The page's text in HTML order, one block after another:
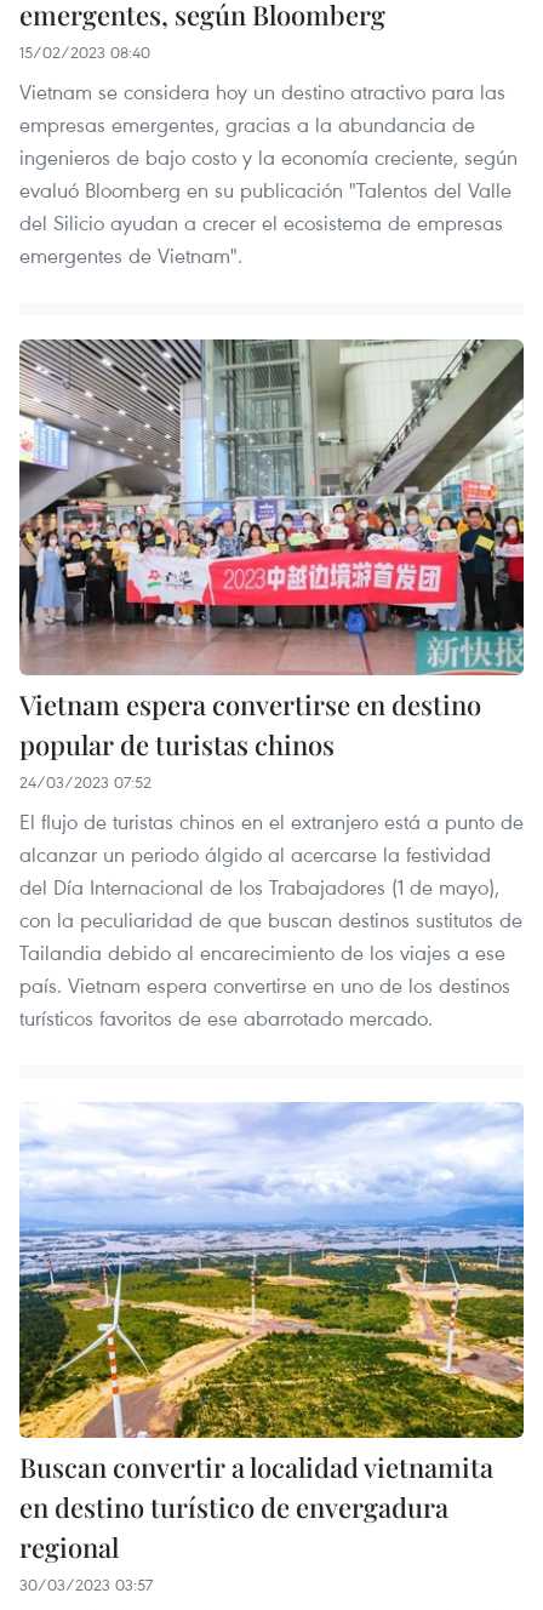
emergentes, según Bloomberg
15/02/2023 08:40
Vietnam se considera hoy un destino atractivo para las
empresas emergentes, gracias a la abundancia de
ingenieros de bajo costo y la economía creciente, según
evaluó Bloomberg en su publicación "Talentos del Valle
del Silicio ayudan a crecer el ecosistema de empresas
emergentes de Vietnam".
Vietnam espera convertirse en destino
popular de turistas chinos
24/03/2023 07:52
El flujo de turistas chinos en el extranjero está a punto de
alcanzar un periodo álgido al acercarse la festividad
del Día Internacional de los Trabajadores (1 de mayo),
con la peculiaridad de que buscan destinos sustitutos de
Tailandia debido al encarecimiento de los viajes a ese
país. Vietnam espera convertirse en uno de los destinos
turísticos favoritos de ese abarrotado mercado.
Buscan convertir a localidad vietnamita
en destino turístico de envergadura
regional
30/03/2023 03:57